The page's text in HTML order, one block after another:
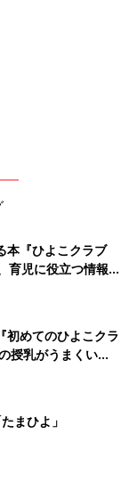
本『ひよこクラブ
児に役立つ情報が
初めてのひよこクラ
授乳がうまくい
のトラブル 解決テ
まひよ」